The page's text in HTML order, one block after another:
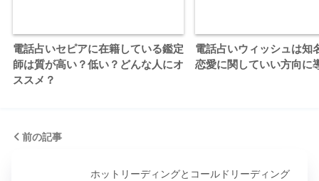
電話占いセピアに在籍している鑑定
師は質が高い？低い？どんな人にオ
ススメ？
電話占いウィッシュは知
恋愛に関していい方向に
前の記事
ホットリーディングとコールドリーディング